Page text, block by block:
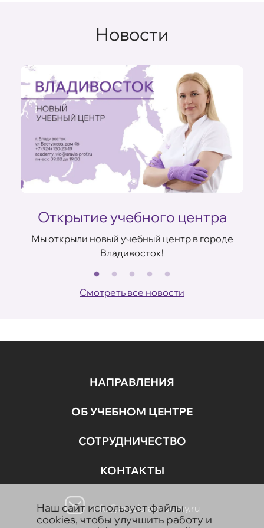
Новости
Открытие учебного центра
Мы открыли новый учебный центр в городе
Владивосток!
Смотреть все новости
НАПРАВЛЕНИЯ
ОБ УЧЕБНОМ ЦЕНТРЕ
СОТРУДНИЧЕСТВО
КОНТАКТЫ
info@aravia-academy.ru
Наш сайт использует файлы
cookies, чтобы улучшить работу и